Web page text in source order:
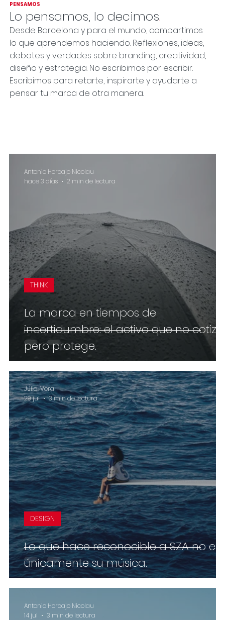
PENSAMOS
Lo pensamos, lo decimos.
Desde Barcelona y para el mundo, compartimos
lo que aprendemos haciendo. Reflexiones, ideas,
debates y verdades sobre branding, creatividad,
diseño y estrategia. No escribimos por escribir.
Escribimos para retarte, inspirarte y ayudarte a
pensar tu marca de otra manera.
La marca en tiempos de
incertidumbre: el activo que no cotiza
pero protege.
THINK
Antonio Horcajo Nicolau
hace 3 días
2 min de lectura
Lo que hace reconocible a SZA no es
únicamente su música.
DESIGN
Júlia. Vera
29 jul
3 min de lectura
Antonio Horcajo Nicolau
14 jul
3 min de lectura